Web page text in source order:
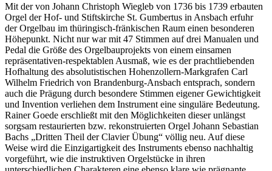
Mit der von Johann Christoph Wiegleb von 1736 bis 1739 erbauten
Orgel der Hof- und Stiftskirche St. Gumbertus in Ansbach erfuhr
der Orgelbau im thüringisch-fränkischen Raum einen besonderen
Höhepunkt. Nicht nur war mit 47 Stimmen auf drei Manualen und
Pedal die Größe des Orgelbauprojekts von einem einsamen
repräsentativen-respektablen Ausmaß, wie es der prachtliebenden
Hofhaltung des absolutistischen Hohenzollern-Markgrafen Carl
Wilhelm Friedrich von Brandenburg-Ansbach entsprach, sondern
auch die Prägung durch besondere Stimmen eigener Gewichtigkeit
und Invention verliehen dem Instrument eine singuläre Bedeutung.
Rainer Goede erschließt mit den Möglichkeiten dieser unlängst
sorgsam restaurierten bzw. rekonstruierten Orgel Johann Sebastian
Bachs „Dritten Theil der Clavier Übung“ völlig neu. Auf diese
Weise wird die Einzigartigkeit des Instruments ebenso nachhaltig
vorgeführt, wie die instruktiven Orgelstücke in ihren